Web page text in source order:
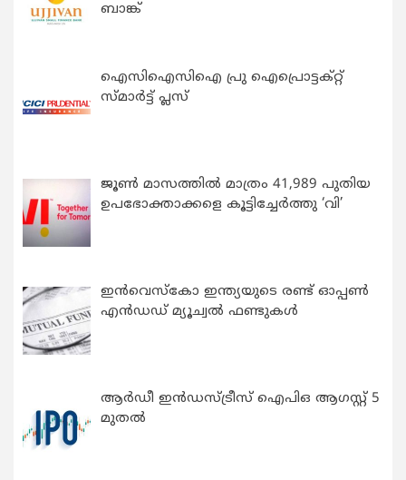
ബാങ്ക്
ഐസിഐസിഐ പ്രു ഐപ്രൊട്ടക്റ്റ്
സ്മാർട്ട് പ്ലസ്
ജൂൺ മാസത്തിൽ മാത്രം 41,989 പുതിയ
ഉപഭോക്താക്കളെ കൂട്ടിച്ചേർത്തു ‘വി’
ഇന്‍വെസ്കോ ഇന്ത്യയുടെ രണ്ട് ഓപ്പണ്‍
എന്‍ഡഡ് മ്യൂച്വല്‍ ഫണ്ടുകള്‍
ആർഡീ ഇൻഡസ്ട്രീസ് ഐപിഒ ആഗസ്റ്റ് 5
മുതൽ